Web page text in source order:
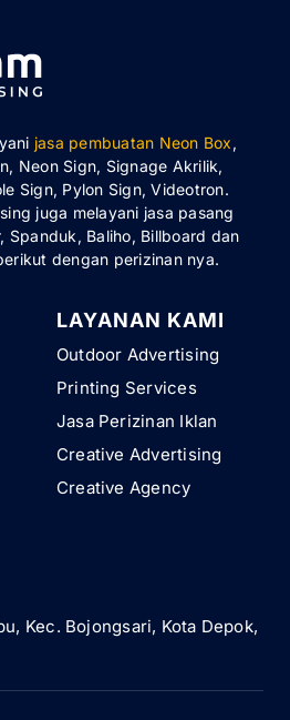
jasa pembuatan Neon Box,
Neon Sign, Signage Akrilik,
Sign, Pylon Sign, Videotron.
juga melayani jasa pasang
Spanduk, Baliho, Billboard dan
dengan perizinan nya.
LAYANAN KAMI
Outdoor Advertising
Printing Services
Jasa Perizinan Iklan
Creative Advertising
Creative Agency
Kec. Bojongsari, Kota Depok,